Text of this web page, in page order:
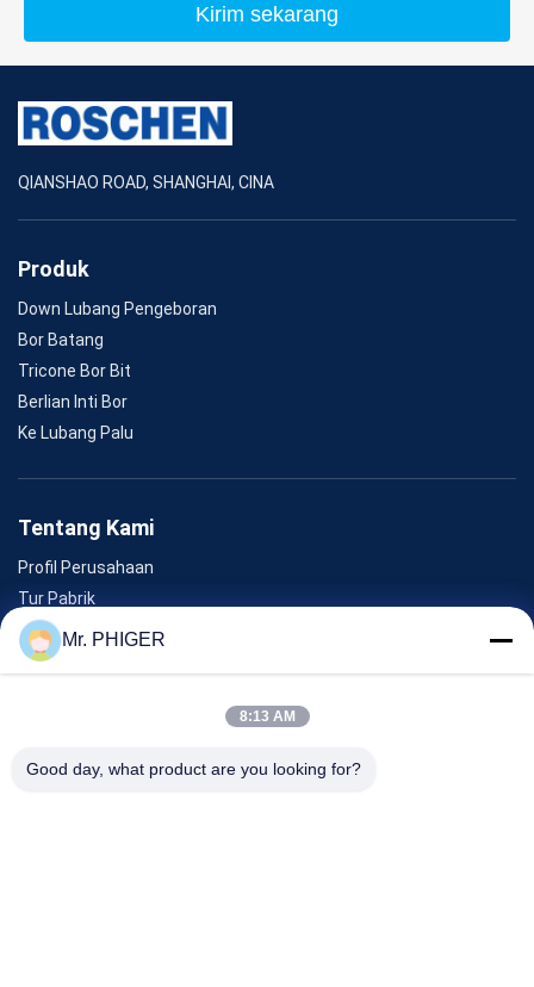
Kirim sekarang
QIANSHAO ROAD, SHANGHAI, CINA
Produk
Down Lubang Pengeboran
Bor Batang
Tricone Bor Bit
Berlian Inti Bor
Ke Lubang Palu
Tentang Kami
Profil Perusahaan
Tur Pabrik
Kontrol Kualitas
Sitemap
Mr. PHIGER
8:13 AM
Good day, what product are you looking for?